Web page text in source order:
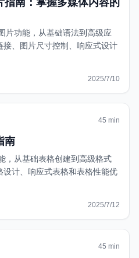
南：掌握多媒体内容的
片功能，从基础语法到高级应
接、图片尺寸控制、响应式设计
2025/7/10
zh/guides/markdown-links-
45 min
南
，从基础表格创建到高级格式
计、响应式表格和表格性能优
2025/7/12
zh
45 min